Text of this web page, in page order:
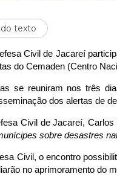
texto
Civil de Jacareí
do Cemaden (Centro
se reuniram nos três
dos alertas de
Civil de Jacareí, Carlos
sobre desastres
Civil, o encontro
no aprimoramento do